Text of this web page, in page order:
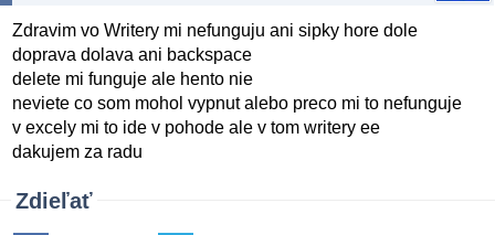
Zdravim vo Writery mi nefunguju ani sipky hore dole
doprava dolava ani backspace
delete mi funguje ale hento nie
neviete co som mohol vypnut alebo preco mi to nefunguje
v excely mi to ide v pohode ale v tom writery ee
dakujem za radu
Zdieľať